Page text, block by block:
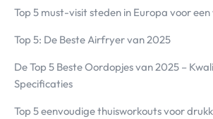
Top 5 must-visit steden in Europa voor
Top 5: De Beste Airfryer van 2025
De Top 5 Beste Oordopjes van 2025 –
Specificaties
Top 5 eenvoudige thuisworkouts voor